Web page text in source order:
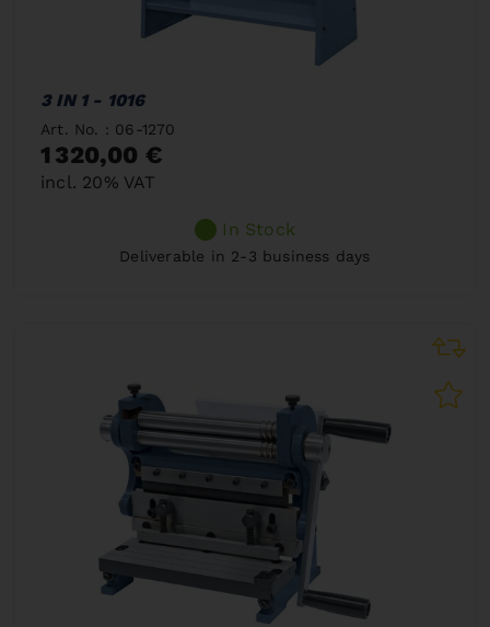
3 IN 1 - 1016
Art. No. : 06-1270
1 320,00 €
incl. 20% VAT
In Stock
Deliverable in 2-3 business days